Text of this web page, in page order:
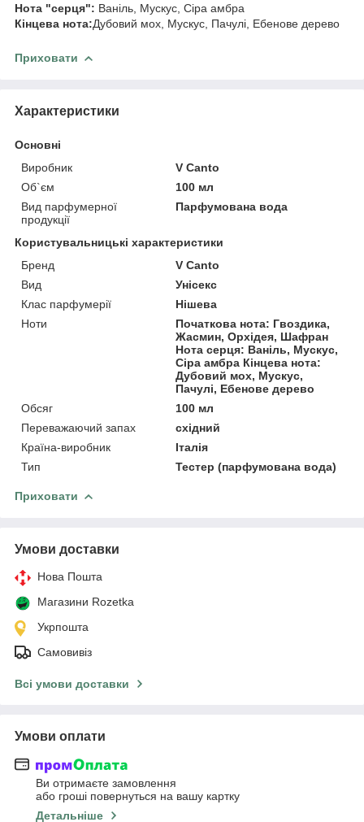
Нота "серця": Ваніль, Мускус, Сіра амбра
Кінцева нота:Дубовий мох, Мускус, Пачулі, Ебенове дерево
Приховати
Характеристики
Основні
Виробник
V Canto
Об`єм
100 мл
Вид парфумерної
продукції
Парфумована вода
Користувальницькі характеристики
Бренд
V Canto
Вид
Унісекс
Клас парфумерії
Нішева
Ноти
Початкова нота: Гвоздика,
Жасмин, Орхідея, Шафран
Нота серця: Ваніль, Мускус,
Сіра амбра Кінцева нота:
Дубовий мох, Мускус,
Пачулі, Ебенове дерево
Обсяг
100 мл
Переважаючий запах
східний
Країна-виробник
Італія
Тип
Тестер (парфумована вода)
Приховати
Умови доставки
Нова Пошта
Магазини Rozetka
Укрпошта
Самовивіз
Всі умови доставки
Умови оплати
Ви отримаєте замовлення
або гроші повернуться на вашу картку
Детальніше